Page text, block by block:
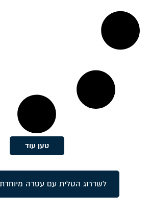
טען עוד
לשדרוג הטלית עם עטרה